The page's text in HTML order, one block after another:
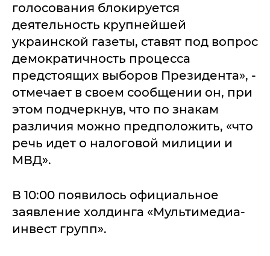
голосования блокируется
деятельность крупнейшей
украинской газеты, ставят под вопрос
демократичность процесса
предстоящих выборов Президента», -
отмечает в своем сообщении он, при
этом подчеркнув, что по знакам
различия можно предположить, «что
речь идет о налоговой милиции и
МВД».
В 10:00 появилось официальное
заявление холдинга «Мультимедиа-
инвест групп».